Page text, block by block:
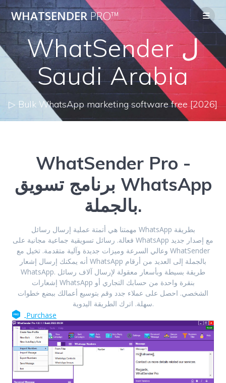
to
WHATSENDERPRO™
WhatSender ل
Saudi Arabia
▷ Bulk WhatsApp marketing software free [2026]
WhatSender Pro -
برنامج تسويق WhatsApp
بالجملة.
مهمتنا هي أتمتة عملية إرسال رسائل WhatsApp بطريقة
فعالة. رسائل تسويقية جماعية مجانية على WhatsApp مع إصدار جديد
وعالي السرعة وميزات جديدة وآلية متقدمة. تخيل مع WhatSender
أنه يمكنك إرسال إشعار WhatsApp بالجملة إلى العديد من أرقام
WhatsApp. طريقة بسيطة وبأسعار معقولة لإرسال آلاف رسائل
إشعارات WhatsApp بنقرة واحدة من حسابك التجاري أو
الشخصي. احصل على عملاء جدد وقم بتوسيع أعمالك ببضع خطوات
سهلة.اترك الطريقة اليدوية.
Purchase